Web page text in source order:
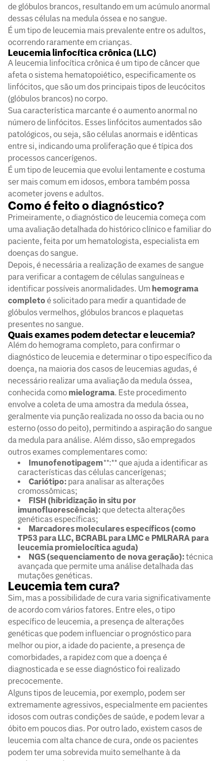
de glóbulos brancos, resultando em um acúmulo anormal
dessas células na medula óssea e no sangue.
É um tipo de leucemia mais prevalente entre os adultos,
ocorrendo raramente em crianças.
Leucemia linfocítica crônica (LLC)
A leucemia linfocítica crônica é um tipo de câncer que
afeta o sistema hematopoiético, especificamente os
linfócitos, que são um dos principais tipos de leucócitos
(glóbulos brancos) no corpo.
Sua característica marcante é o aumento anormal no
número de linfócitos. Esses linfócitos aumentados são
patológicos, ou seja, são células anormais e idênticas
entre si, indicando uma proliferação que é típica dos
processos cancerígenos.
É um tipo de leucemia que evolui lentamente e costuma
ser mais comum em idosos, embora também possa
acometer jovens e adultos.
Como é feito o diagnóstico?
Primeiramente, o diagnóstico de leucemia começa com
uma avaliação detalhada do histórico clínico e familiar do
paciente, feita por um hematologista, especialista em
doenças do sangue.
Depois, é necessária a realização de exames de sangue
para verificar a contagem de células sanguíneas e
identificar possíveis anormalidades. Um hemograma
completo é solicitado para medir a quantidade de
glóbulos vermelhos, glóbulos brancos e plaquetas
presentes no sangue.
Quais exames podem detectar e leucemia?
Além do hemograma completo, para confirmar o
diagnóstico de leucemia e determinar o tipo específico da
doença, na maioria dos casos de leucemias agudas, é
necessário realizar uma avaliação da medula óssea,
conhecida como mielograma. Este procedimento
envolve a coleta de uma amostra da medula óssea,
geralmente via punção realizada no osso da bacia ou no
esterno (osso do peito), permitindo a aspiração do sangue
da medula para análise. Além disso, são empregados
outros exames complementares como:
Imunofenotipagem**:** que ajuda a identificar as
características das células cancerígenas;
Cariótipo: para analisar as alterações
cromossômicas;
FISH (hibridização in situ por
imunofluorescência): que detecta alterações
genéticas específicas;
Marcadores moleculares específicos (como
TP53 para LLC, BCRABL para LMC e PMLRARA para
leucemia promielocíticaaguda)
NGS (sequenciamento de nova geração): técnica
avançada que permite uma análise detalhada das
mutações genéticas.
Leucemia tem cura?
Sim, mas a possibilidade de cura varia significativamente
de acordo com vários fatores. Entre eles, o tipo
específico de leucemia, a presença de alterações
genéticas que podem influenciar o prognóstico para
melhor ou pior, a idade do paciente, a presença de
comorbidades, a rapidez com que a doença é
diagnosticada e se esse diagnóstico foi realizado
precocemente.
Alguns tipos de leucemia, por exemplo, podem ser
extremamente agressivos, especialmente em pacientes
idosos com outras condições de saúde, e podem levar a
óbito em poucos dias. Por outro lado, existem casos de
leucemia com alta chance de cura, onde os pacientes
podem ter uma sobrevida muito semelhante à da